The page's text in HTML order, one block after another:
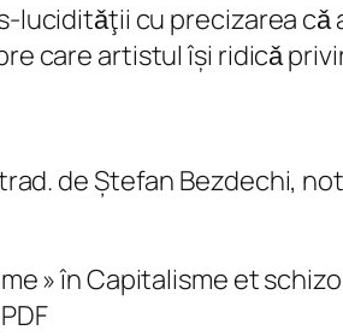
cu precizarea
care artistul își ridicǎ
de Ștefan Bezdechi,
» în Capitalisme et